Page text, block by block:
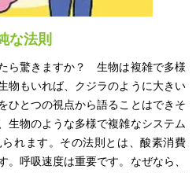
な法則
ら驚きますか？ 生物は複雑で多様
物もいれば、クジラのように大きい
ひとつの視点から語ることはできそ
生物のような多様で複雑なシステム
れます。その法則とは、酸素消費
。呼吸速度は重要です。なぜなら、